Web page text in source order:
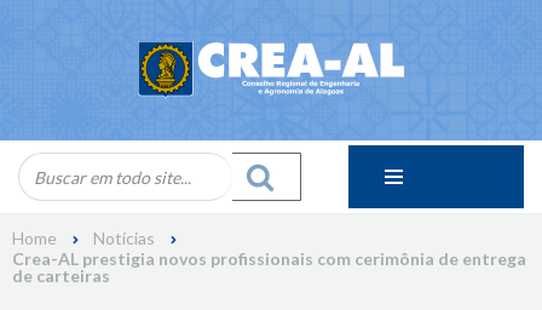
Home
Notícias
Crea-AL prestigia novos profissionais com cerimônia de entrega
de carteiras